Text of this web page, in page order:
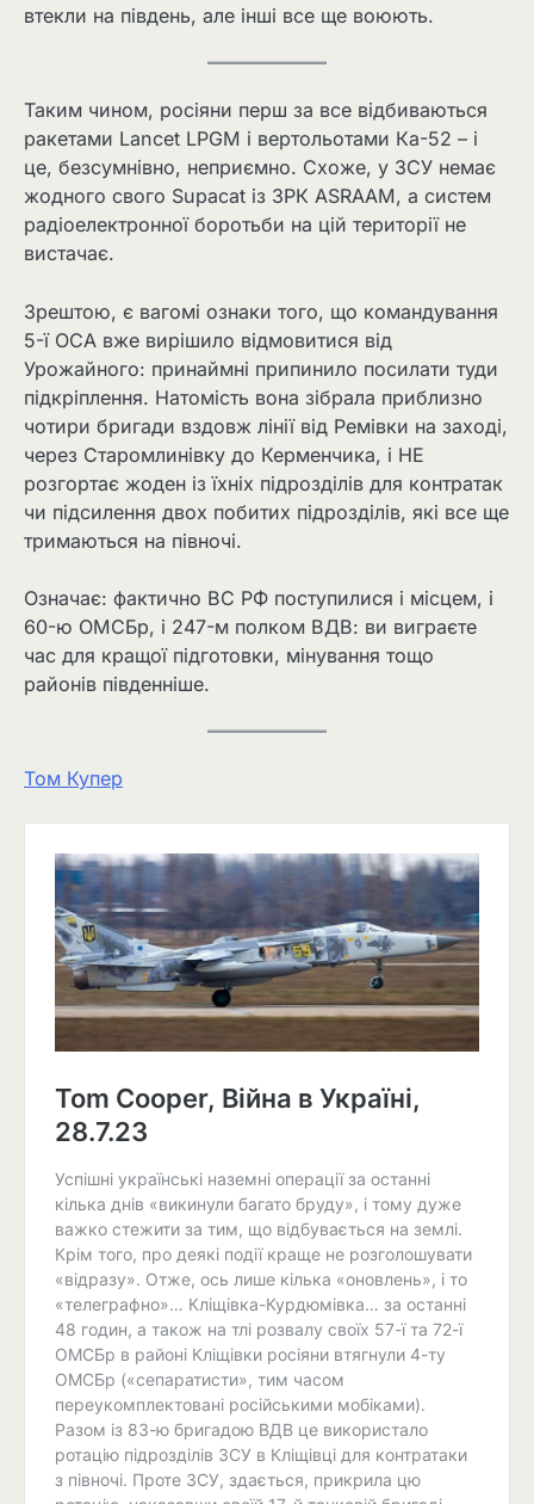
втекли на південь, але інші все ще воюють.
Таким чином, росіяни перш за все відбиваються
ракетами Lancet LPGM і вертольотами Ка-52 – і
це, безсумнівно, неприємно. Схоже, у ЗСУ немає
жодного свого Supacat із ЗРК ASRAAM, а систем
радіоелектронної боротьби на цій території не
вистачає.
Зрештою, є вагомі ознаки того, що командування
5-ї ОСА вже вирішило відмовитися від
Урожайного: принаймні припинило посилати туди
підкріплення. Натомість вона зібрала приблизно
чотири бригади вздовж лінії від Ремівки на заході,
через Старомлинівку до Керменчика, і НЕ
розгортає жоден із їхніх підрозділів для контратак
чи підсилення двох побитих підрозділів, які все ще
тримаються на півночі.
Означає: фактично ВС РФ поступилися і місцем, і
60-ю ОМСБр, і 247-м полком ВДВ: ви виграєте
час для кращої підготовки, мінування тощо
районів південніше.
Том Купер